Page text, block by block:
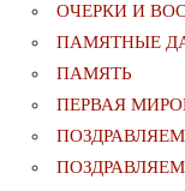
ОЧЕРКИ И
ПАМЯТНЫЕ
ПАМЯТЬ
ПЕРВАЯ
ПОЗДРАВЛЯЕМ